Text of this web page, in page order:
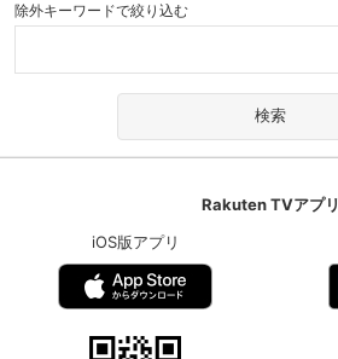
除外キーワードで絞り込む
Rakuten TVアプリ
iOS版アプリ